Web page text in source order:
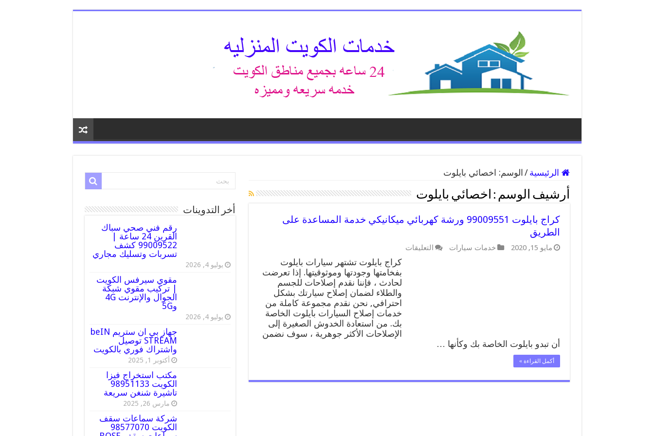
الرئيسية / الوسم: اخصائي بايلوت
أرشيف الوسم : اخصائي بايلوت
كراج بايلوت 99009551 ورشة كهربائي ميكانيكي خدمة المساعدة على
الطريق
مايو 15, 2020 خدمات سيارات التعليقات
بايلوت
99009551
ورشة
كهربائي
ميكانيكي
خدمة
المساعدة
على
الطريق
كراج بايلوت تشتهر سيارات بايلوت
بفخامتها وجودتها وموثوقيتها. إذا تعرضت
لحادث ، فإننا نقدم إصلاحات للجسم
والطلاء لضمان إصلاح سيارتك بشكل
احترافي, نحن نقدم مجموعة كاملة من
خدمات إصلاح السيارات بايلوت الخاصة
بك. من استعادة الخدوش الصغيرة إلى
الإصلاحات الأكثر جوهرية ، سوف نضمن
أن تبدو بايلوت الخاصة بك وكأنها …
أكمل القراءة »
أخر التدوينات
رقم فني صحي سباك
القرين 24 ساعة |
99009522 كشف
تسربات وتسليك مجاري
يوليو 4, 2026
مقوي سيرفس الكويت
| تركيب مقوي شبكة
الجوال والإنترنت 4G
و5G
يوليو 4, 2026
جهاز بي ان ستريم beIN
STREAM توصيل
واشتراك فوري بالكويت
أكتوبر 1, 2025
مكتب استخراج فيزا
الكويت 98951133
تاشيرة شنغن سريعة
مارس 26, 2025
شركة سماعات سقف
الكويت 98577070